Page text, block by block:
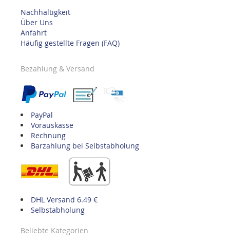
Nachhaltigkeit
Über Uns
Anfahrt
Häufig gestellte Fragen (FAQ)
Bezahlung & Versand
PayPal
Vorauskasse
Rechnung
Barzahlung bei Selbstabholung
DHL Versand 6.49 €
Selbstabholung
Beliebte Kategorien